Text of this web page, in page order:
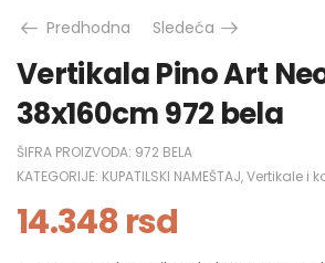
Predhodna
Sledeća
Vertikala Pino Art
38x160cm 972 bela
ŠIFRA PROIZVODA: 972 BELA
KATEGORIJE: KUPATILSKI NAMEŠTAJ,Vertikale i
14.348rsd